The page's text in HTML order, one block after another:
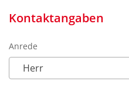
Kontaktangaben
Anrede
Herr